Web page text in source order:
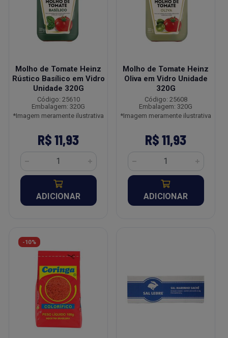
Molho de Tomate Heinz
Rústico Basílico em Vidro
Unidade 320G
Código: 25610
Embalagem: 320G
*Imagem meramente ilustrativa
R$ 11,93
ADICIONAR
Molho de Tomate Heinz
Oliva em Vidro Unidade
320G
Código: 25608
Embalagem: 320G
*Imagem meramente ilustrativa
R$ 11,93
ADICIONAR
-10%